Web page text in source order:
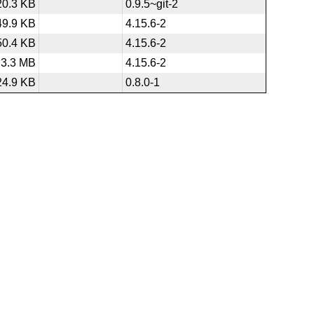
KB
0.9.5~git-2
KB
4.15.6-2
KB
4.15.6-2
3.3 MB
4.15.6-2
KB 0.8.0-1